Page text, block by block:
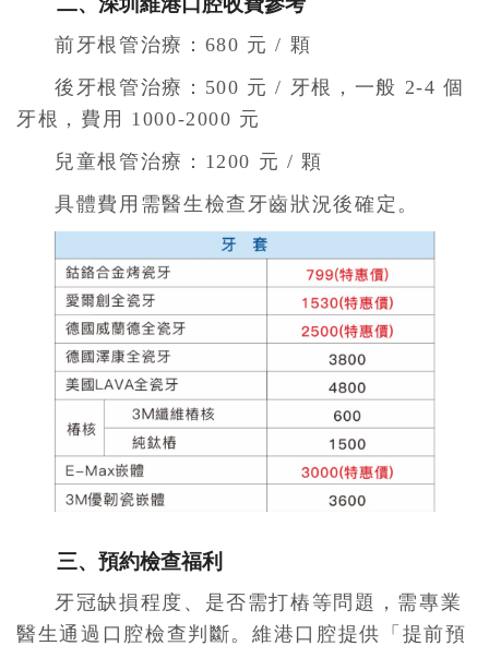
前牙根管治療：680 元 / 顆
後牙根管治療：500 元 / 牙根，一般 2-4 個
牙根，費用 1000-2000 元
兒童根管治療：1200 元 / 顆
具體費用需醫生檢查牙齒狀況後確定。
三、預約檢查福利
牙冠缺損程度、是否需打樁等問題，需專業
醫生通過口腔檢查判斷。維港口腔提供「提前預